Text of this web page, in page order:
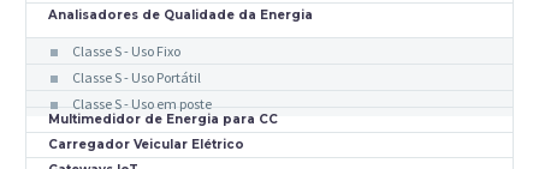
Analisadores de Qualidade da Energia
Classe S - Uso Fixo
Classe S - Uso Portátil
Classe S - Uso em poste
Multimedidor de Energia para CC
Carregador Veicular Elétrico